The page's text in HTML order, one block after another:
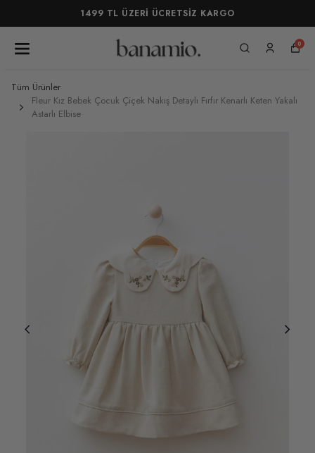
1499 TL ÜZERİ ÜCRETSİZ KARGO
0
Tüm Ürünler
Fleur Kız Bebek Çocuk Çiçek Nakış Detaylı Fırfır Kenarlı Keten Yakalı
Astarlı Elbise